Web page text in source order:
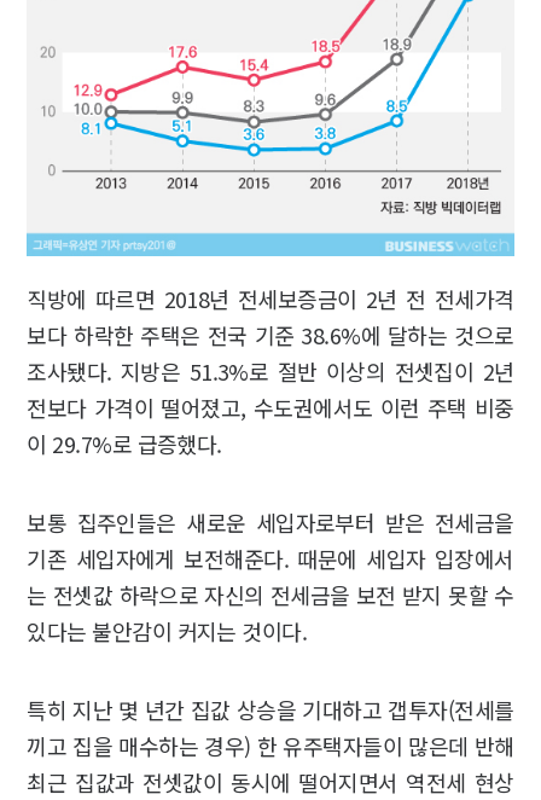
직방에 따르면 2018년 전세보증금이 2년 전 전세가격
보다 하락한 주택은 전국 기준 38.6%에 달하는 것으로
조사됐다. 지방은 51.3%로 절반 이상의 전셋집이 2년
전보다 가격이 떨어졌고, 수도권에서도 이런 주택 비중
이 29.7%로 급증했다.
보통 집주인들은 새로운 세입자로부터 받은 전세금을
기존 세입자에게 보전해준다. 때문에 세입자 입장에서
는 전셋값 하락으로 자신의 전세금을 보전 받지 못할 수
있다는 불안감이 커지는 것이다.
특히 지난 몇 년간 집값 상승을 기대하고 갭투자(전세를
끼고 집을 매수하는 경우) 한 유주택자들이 많은데 반해
최근 집값과 전셋값이 동시에 떨어지면서 역전세 현상